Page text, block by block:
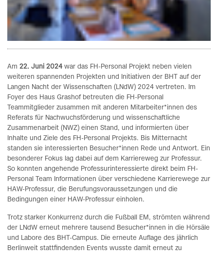
Am 22. Juni 2024 war das FH-Personal Projekt neben vielen
weiteren spannenden Projekten und Initiativen der BHT auf der
Langen Nacht der Wissenschaften (LNdW) 2024 vertreten. Im
Foyer des Haus Grashof betreuten die FH-Personal
Teammitglieder zusammen mit anderen Mitarbeiter*innen des
Referats für Nachwuchsförderung und wissenschaftliche
Zusammenarbeit (NWZ) einen Stand, und informierten über
Inhalte und Ziele des FH-Personal Projekts. Bis Mitternacht
standen sie interessierten Besucher*innen Rede und Antwort. Ein
besonderer Fokus lag dabei auf dem Karriereweg zur Professur.
So konnten angehende Professurinteressierte direkt beim FH-
Personal Team Informationen über verschiedene Karrierewege zur
HAW-Professur, die Berufungsvoraussetzungen und die
Bedingungen einer HAW-Professur einholen.
Trotz starker Konkurrenz durch die Fußball EM, strömten während
der LNdW erneut mehrere tausend Besucher*innen in die Hörsäle
und Labore des BHT-Campus. Die erneute Auflage des jährlich
Berlinweit stattfindenden Events wusste damit erneut zu